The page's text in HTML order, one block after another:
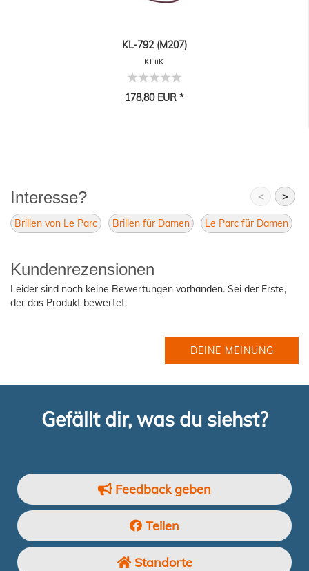
KL-792 (M207)
KLiiK
178,80 EUR *
Interesse? < >
Brillen von Le Parc Brillen für Damen Le Parc für Damen
Kundenrezensionen
Leider sind noch keine Bewertungen vorhanden. Sei der Erste,
der das Produkt bewertet.
DEINE MEINUNG
Gefällt dir, was du siehst?
Feedback geben
Teilen
Standorte